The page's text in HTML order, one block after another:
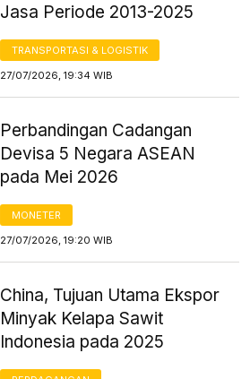
Jasa Periode 2013-2025
TRANSPORTASI & LOGISTIK
27/07/2026, 19:34 WIB
Perbandingan Cadangan
Devisa 5 Negara ASEAN
pada Mei 2026
MONETER
27/07/2026, 19:20 WIB
China, Tujuan Utama Ekspor
Minyak Kelapa Sawit
Indonesia pada 2025